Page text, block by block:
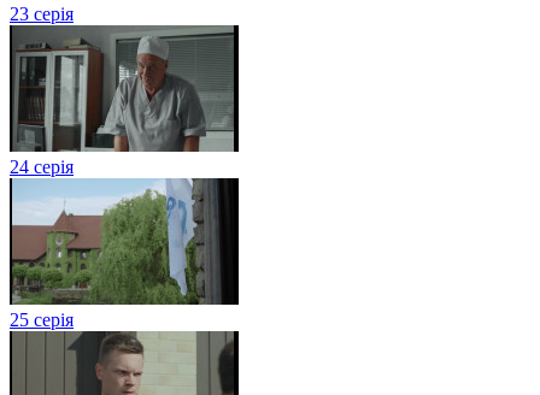
23 серія
24 серія
25 серія